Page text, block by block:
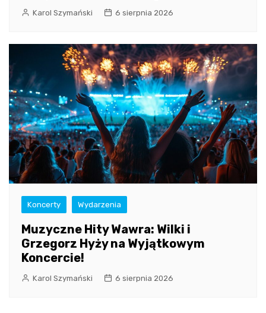
Karol Szymański 6 sierpnia 2026
Koncerty Wydarzenia
Muzyczne Hity Wawra: Wilki i
Grzegorz Hyży na Wyjątkowym
Koncercie!
Karol Szymański 6 sierpnia 2026